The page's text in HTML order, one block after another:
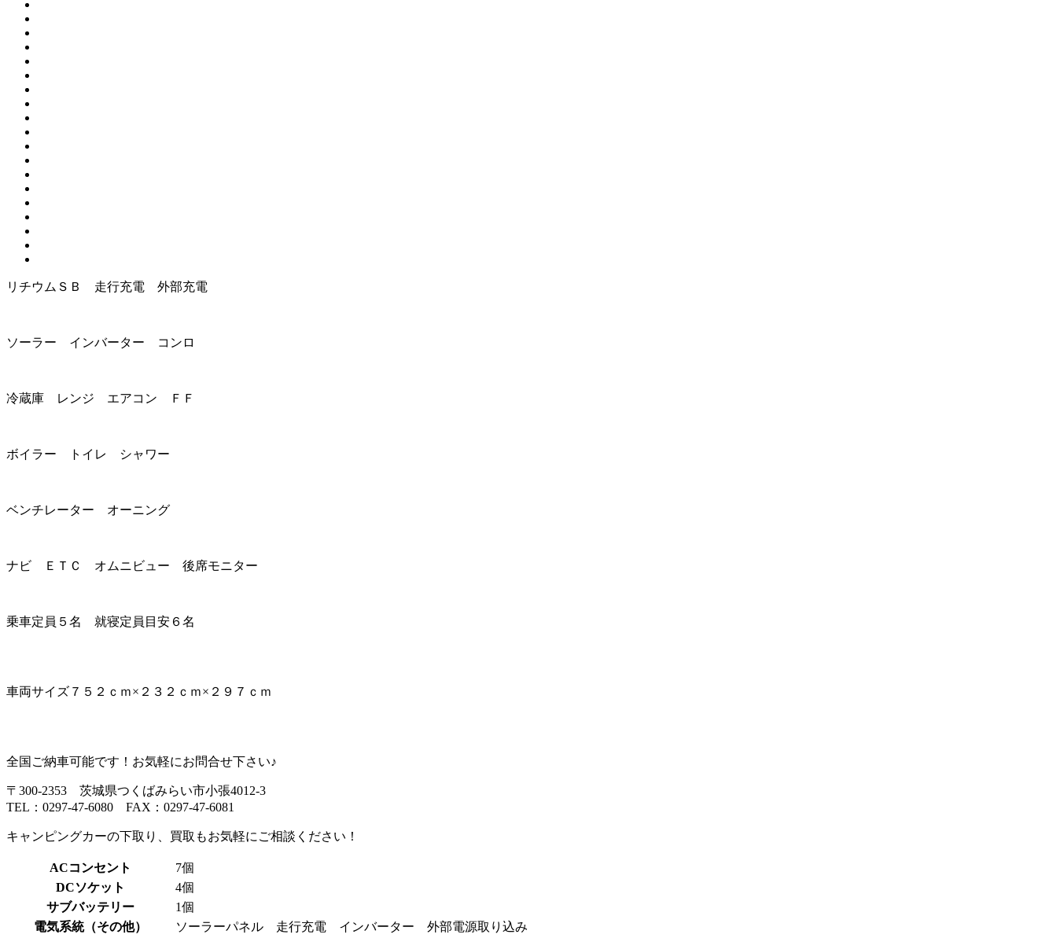
リチウムＳＢ 走行充電 外部充電
ソーラー インバーター コンロ
冷蔵庫 レンジ エアコン ＦＦ
ボイラー トイレ シャワー
ベンチレーター オーニング
ナビ ＥＴＣ オムニビュー 後席モニター
乗車定員５名 就寝定員目安６名
車両サイズ７５２ｃｍ×２３２ｃｍ×２９７ｃｍ
全国ご納車可能です！お気軽にお問合せ下さい♪
〒300-2353 茨城県つくばみらい市小張4012-3
TEL：0297-47-6080 FAX：0297-47-6081
キャンピングカーの下取り、買取もお気軽にご相談ください！
ACコンセント
7個
DCソケット
4個
サブバッテリー
1個
電気系統（その他）
ソーラーパネル 走行充電 インバーター 外部電源取り込み